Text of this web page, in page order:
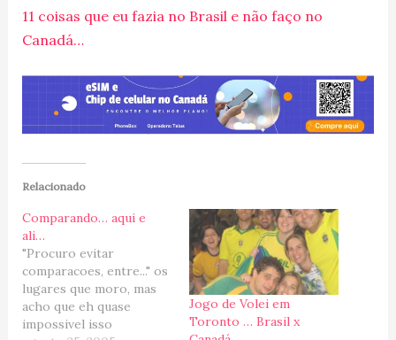
11 coisas que eu fazia no Brasil e não faço no
Canadá…
Relacionado
Comparando… aqui e
ali…
"Procuro evitar
comparacoes, entre..." os
lugares que moro, mas
acho que eh quase
impossivel isso
Jogo de Volei em
Toronto … Brasil x